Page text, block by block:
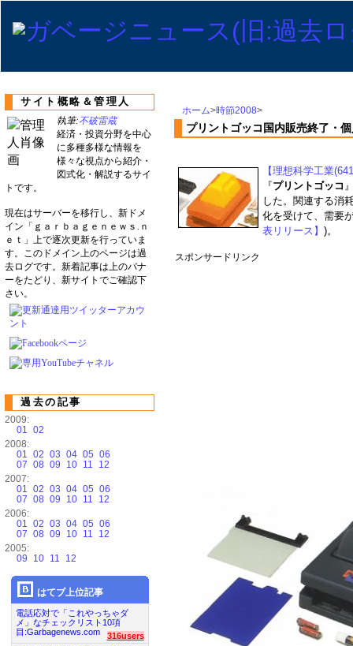
ホーム>時節2008>
プリントゴッコ国内販売終了・
【理想科学工業
『プリントゴッコ
した。関連する消
化を受けて、需要
表リリース】 )。
スポンサードリンク
サイト概略＆管理人
執筆:不破雷蔵
経済・投資分野を中心
に多種多様な情報を
様々な視点から紹介・
図式化・解説するサイ
トです。
現在はサーバーを移行し、新ドメ
イン「ｇａｒｂａｇｅｎｅｗｓ.ｎ
ｅｔ」上で逐次更新を行っていま
す。このドメイン上のページは過
去ログです。新着記事は上のバナ
ーをたどり、新サイトでご確認下
さい。
過去の記事
2009:
01 02
2008:
01 02 03 04 05 06
07 08 09 10 11
12
2007:
01 02 03 04 05 06
07 08 09 10 11
12
2006:
01 02 03 04 05 06
07 08 09 10 11
12
2005:
09
10 11 12
はてブ上位記事
電話応対で「これやっちゃダ
メ」なチェックリスト10項
目:Garbagenews.com
316users